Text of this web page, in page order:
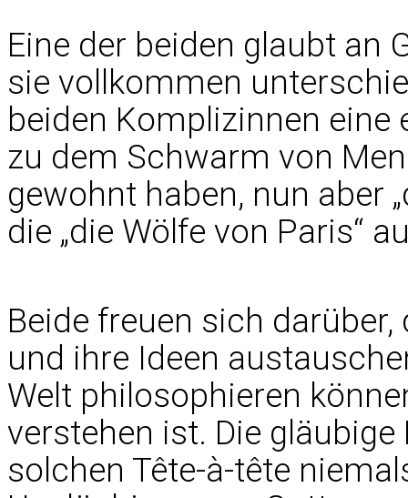
Eine der beiden glaubt an
sie vollkommen
beiden Komplizinnen eine
zu dem Schwarm von
gewohnt haben, nun aber
die „die Wölfe von Paris“
Beide freuen sich
und ihre Ideen
Welt philosophieren
verstehen ist. Die
solchen Tête-à-tête